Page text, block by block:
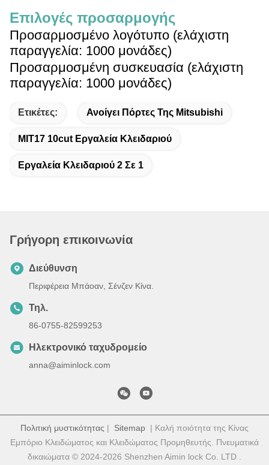
Επιλογές προσαρμογής
Προσαρμοσμένο λογότυπο (ελάχιστη
παραγγελία: 1000 μονάδες)
Προσαρμοσμένη συσκευασία (ελάχιστη
παραγγελία: 1000 μονάδες)
Ετικέτες: Ανοίγει Πόρτες Της Mitsubishi
ΜΙΤ17 10cut Εργαλεία Κλειδαριού
Εργαλεία Κλειδαριού 2 Σε 1
Γρήγορη επικοινωνία
Διεύθυνση
Περιφέρεια Μπάοαν, Σένζεν Κίνα.
Τηλ.
86-0755-82599253
Ηλεκτρονικό ταχυδρομείο
anna@aiminlock.com
Πολιτική μυστικότητας | Sitemap | Καλή ποιότητα της Κίνας
Εμπόριο Κλειδώματος και Κλειδώματος Προμηθευτής. Πνευματικά
δικαιώματα © 2024-2026 Shenzhen Aimin lock Co. LTD .